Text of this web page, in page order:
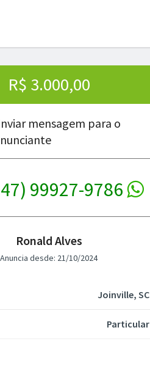
R$ 3.000,00
mensagem para o
99927-9786
Ronald Alves
Anuncia desde: 21/10/2024
Joinville, SC
Particular